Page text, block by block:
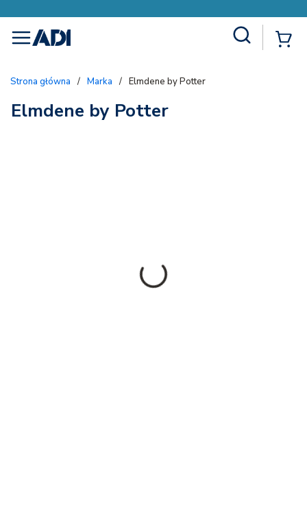
menu
Strona główna / Marka / Elmdene by Potter
Elmdene by Potter